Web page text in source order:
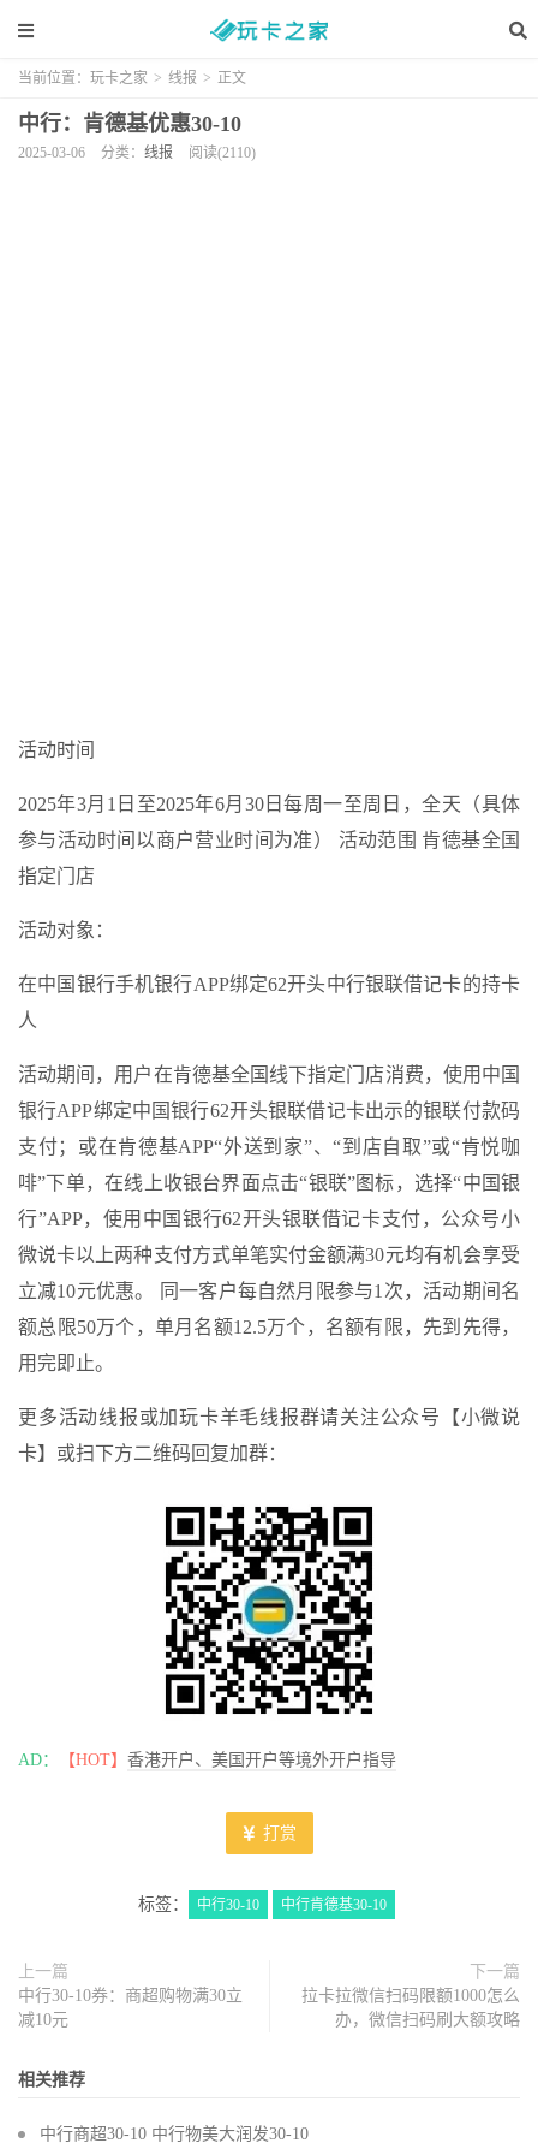
当前位置： 玩卡之家 > 线报 > 正文
中行：肯德基优惠30-10
2025-03-06 分类： 线报 阅读(2110)
活动时间
2025年3月1日至2025年6月30日每周一至周日，全天（具体
参与活动时间以商户营业时间为准） 活动范围 肯德基全国
指定门店
活动对象：
在中国银行手机银行APP绑定62开头中行银联借记卡的持卡
人
活动期间，用户在肯德基全国线下指定门店消费，使用中国
银行APP绑定中国银行62开头银联借记卡出示的银联付款码
支付；或在肯德基APP“外送到家”、“到店自取”或“肯悦咖
啡”下单，在线上收银台界面点击“银联”图标，选择“中国银
行”APP，使用中国银行62开头银联借记卡支付，公众号小
微说卡以上两种支付方式单笔实付金额满30元均有机会享受
立减10元优惠。 同一客户每自然月限参与1次，活动期间名
额总限50万个，单月名额12.5万个，名额有限，先到先得，
用完即止。
更多活动线报或加玩卡羊毛线报群请关注公众号【小微说
卡】或扫下方二维码回复加群：
AD： 【HOT】 香港开户、美国开户等境外开户指导
打赏
标签： 中行30-10 中行肯德基30-10
上一篇
中行30-10券：商超购物满30立
减10元
下一篇
拉卡拉微信扫码限额1000怎么
办，微信扫码刷大额攻略
相关推荐
中行商超30-10 中行物美大润发30-10